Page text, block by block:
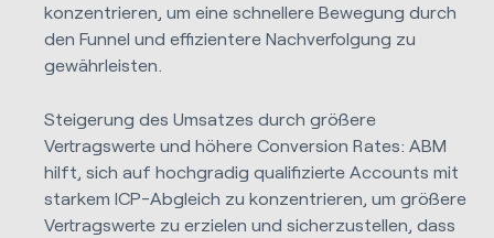
konzentrieren, um eine schnellere Bewegung durch
den Funnel und effizientere Nachverfolgung zu
gewährleisten.
Steigerung des Umsatzes durch größere
Vertragswerte und höhere Conversion Rates: ABM
hilft, sich auf hochgradig qualifizierte Accounts mit
starkem ICP-Abgleich zu konzentrieren, um größere
Vertragswerte zu erzielen und sicherzustellen, dass